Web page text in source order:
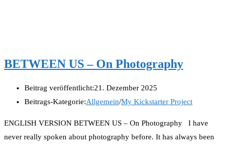
BETWEEN US – On Photography
Beitrag veröffentlicht:21. Dezember 2025
Beitrags-Kategorie:Allgemein/My Kickstarter Project
ENGLISH VERSION BETWEEN US – On Photography I have
never really spoken about photography before. It has always been